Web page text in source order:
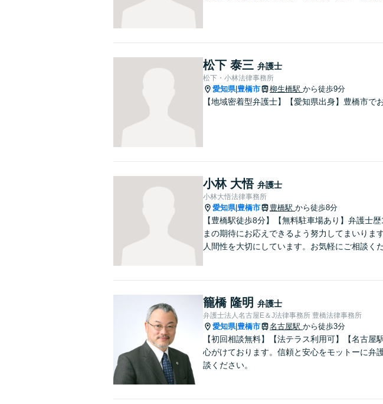
松下 泰三 弁護士
松下・小林法律事務所
愛知県| 豊橋市 柳生橋駅 から徒歩9分
【地域密着型弁護士】【愛知県出身】豊橋市で
小林 大悟 弁護士
小林大悟法律事務所
愛知県| 豊橋市 豊橋駅 から徒歩8分
【豊橋駅徒歩8分】【無料駐車場あり】弁護士
まの期待にお応えできるよう努力してまいりま
人間性を大切にしています。お気軽にご相談くだ
籠橋 隆明 弁護士
弁護士法人名古屋E＆J法律事務所 豊橋法律事務所
愛知県| 豊橋市 名古屋駅 から徒歩3分
【初回相談無料】【法テラス利用可】【名古
心がけております。信頼と安心をモットーに弁
談ください。